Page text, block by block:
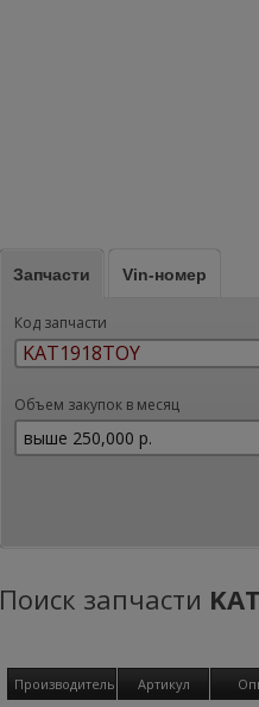
Запчасти Vin-номер
Код запчасти
Объем закупок в месяц
Поиск запчасти
Производитель Артикул